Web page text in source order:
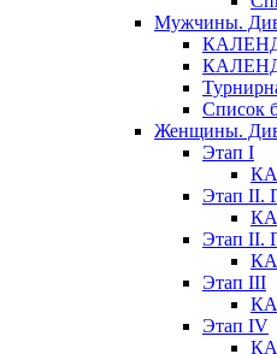
Мужчины.
Список
Женщины.
Этап I
Этап II.
Этап II.
Этап III
Этап IV